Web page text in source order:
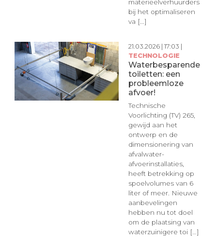
materieelverhuurders
bij het optimaliseren
va [...]
21.03.2026 | 17:03 |
TECHNOLOGIE
Waterbesparende
toiletten: een
probleemloze
afvoer!
Technische
Voorlichting (TV) 265,
gewijd aan het
ontwerp en de
dimensionering van
afvalwater­
afvoerinstallaties,
heeft betrekking op
spoelvolumes van 6
liter of meer. Nieuwe
aanbevelingen
hebben nu tot doel
om de plaatsing van
waterzuinigere toi [...]